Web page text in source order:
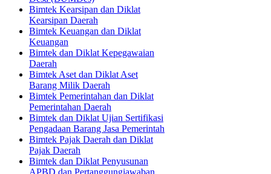
Bimtek Kearsipan dan Diklat
Kearsipan Daerah
Bimtek Keuangan dan Diklat
Keuangan
Bimtek dan Diklat Kepegawaian
Daerah
Bimtek Aset dan Diklat Aset
Barang Milik Daerah
Bimtek Pemerintahan dan Diklat
Pemerintahan Daerah
Bimtek dan Diklat Ujian Sertifikasi
Pengadaan Barang Jasa Pemerintah
Bimtek Pajak Daerah dan Diklat
Pajak Daerah
Bimtek dan Diklat Penyusunan
APBD dan Pertanggungjawaban